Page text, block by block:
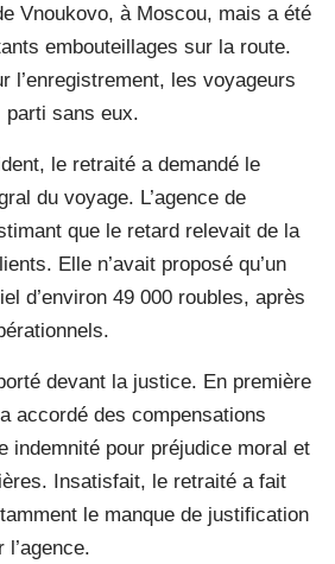
Vnoukovo, à Moscou, mais a été
embouteillages sur la route.
l’enregistrement, les voyageurs
parti sans eux.
le retraité a demandé le
du voyage. L’agence de
que le retard relevait de la
Elle n’avait proposé qu’un
d’environ 49 000 roubles, après
devant la justice. En première
accordé des compensations
indemnité pour préjudice moral et
Insatisfait, le retraité a fait
le manque de justification